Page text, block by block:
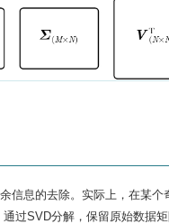
信息的去除。实际上，在某个
过SVD分解，保留原始数据